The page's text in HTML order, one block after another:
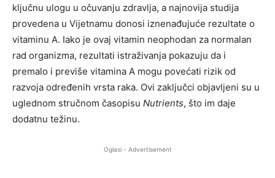
ključnu ulogu u očuvanju zdravlja, a najnovija studija
provedena u Vijetnamu donosi iznenađujuće rezultate o
vitaminu A. Iako je ovaj vitamin neophodan za normalan
rad organizma, rezultati istraživanja pokazuju da i
premalo i previše vitamina A mogu povećati rizik od
razvoja određenih vrsta raka. Ovi zaključci objavljeni su u
uglednom stručnom časopisu Nutrients, što im daje
dodatnu težinu.
Oglasi - Advertisement